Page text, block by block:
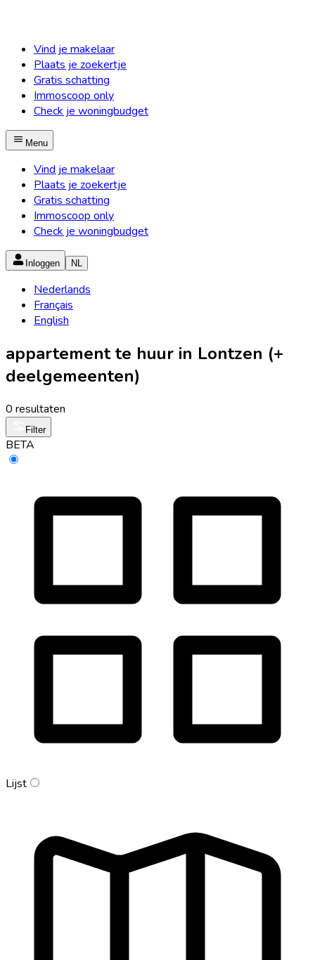
Vind je makelaar
Plaats je zoekertje
Gratis schatting
Immoscoop only
Check je woningbudget
Menu
Vind je makelaar
Plaats je zoekertje
Gratis schatting
Immoscoop only
Check je woningbudget
Inloggen NL
Nederlands
Français
English
appartement te huur in Lontzen (+
deelgemeenten)
0 resultaten
Filter
BETA
Lijst